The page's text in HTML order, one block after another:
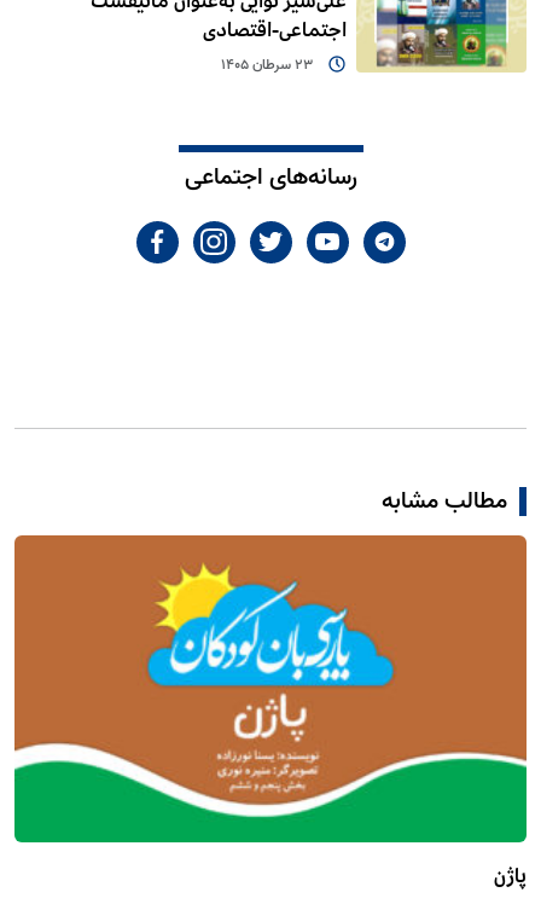
اجتماعی-اقتصادی
23 سرطان 1405
رسانه‌های اجتماعی
مطالب مشابه
پاژن